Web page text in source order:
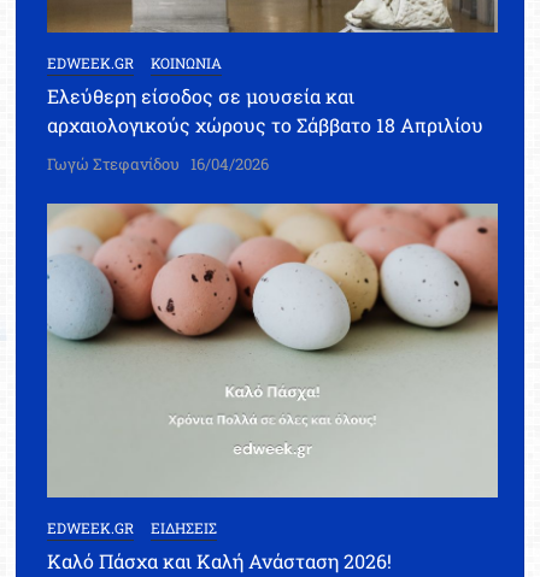
EDWEEK.GR ΚΟΙΝΩΝΙΑ
Ελεύθερη είσοδος σε μουσεία και
αρχαιολογικούς χώρους το Σάββατο 18 Απριλίου
Γωγώ Στεφανίδου 16/04/2026
EDWEEK.GR ΕΙΔΗΣΕΙΣ
Καλό Πάσχα και Καλή Ανάσταση 2026!